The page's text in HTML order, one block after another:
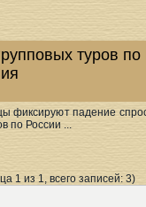
туров
фиксируют падение
по России ...
1 из 1, всего записей: 3)